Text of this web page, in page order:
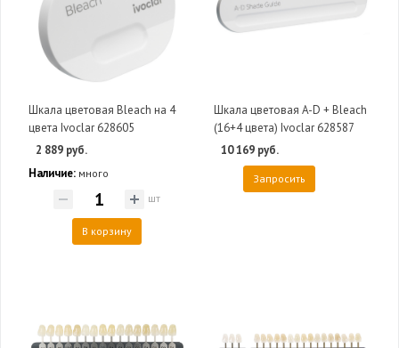
Шкала цветовая Bleach на 4
цвета Ivoclar 628605
2 889 руб.
Наличие: много
шт
В корзину
Шкала цветовая A-D + Bleach
(16+4 цвета) Ivoclar 628587
10 169 руб.
Запросить